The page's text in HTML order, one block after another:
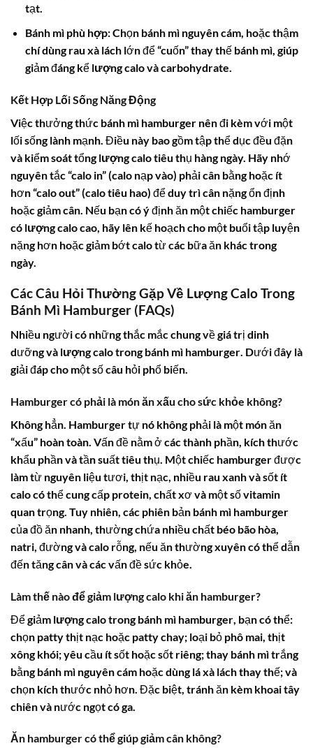
tạt.
Bánh mì phù hợp: Chọn bánh mì nguyên cám, hoặc thậm
chí dùng rau xà lách lớn để “cuốn” thay thế bánh mì, giúp
giảm đáng kể lượng calovà carbohydrate.
Kết Hợp Lối Sống Năng Động
Việc thưởng thức bánh mì hamburger nên đi kèm với một
lối sống lành mạnh. Điều này bao gồm tập thể dục đều đặn
và kiểm soát tổnglượng calotiêu thụ hàng ngày. Hãy nhớ
nguyên tắc “calo in” (calo nạp vào) phải cân bằng hoặc ít
hơn “calo out” (calo tiêu hao) để duy trì cân nặng ổn định
hoặc giảm cân. Nếu bạn có ý định ăn một chiếc hamburger
có lượng calocao, hãy lên kế hoạch cho một buổi tập luyện
nặng hơn hoặc giảm bớt calo từ các bữa ăn khác trong
ngày.
Các Câu Hỏi Thường Gặp Về Lượng Calo Trong
Bánh Mì Hamburger (FAQs)
Nhiều người có những thắc mắc chung về giá trị dinh
dưỡng và lượng calo trong bánh mì hamburger. Dưới đây là
giải đáp cho một số câu hỏi phổ biến.
Hamburger có phải là món ăn xấu cho sức khỏe không?
Không hẳn. Hamburgertự nó không phải là một món ăn
“xấu” hoàn toàn. Vấn đề nằm ở các thành phần, kích thước
khẩu phần và tần suất tiêu thụ. Một chiếc hamburger được
làm từ nguyên liệu tươi, thịt nạc, nhiều rau xanh và sốt ít
calo có thể cung cấp protein, chất xơ và một số vitamin
quan trọng. Tuy nhiên, các phiên bản bánh mì hamburger
của đồ ăn nhanh, thường chứa nhiều chất béo bão hòa,
natri, đường vàcalo rỗng, nếu ăn thường xuyên có thể dẫn
đến tăng cân và các vấn đề sức khỏe.
Làm thế nào để giảm lượng calo khi ăn hamburger?
Để giảm lượng calo trong bánh mì hamburger , bạn có thể:
chọn patty thịt nạc hoặc patty chay; loại bỏ phô mai, thịt
xông khói; yêu cầu ít sốt hoặc sốt riêng; thay bánh mì trắng
bằng bánh mì nguyên cám hoặc dùng lá xà lách thay thế; và
chọn kích thước nhỏ hơn. Đặc biệt, tránh ăn kèm khoai tây
chiên và nước ngọt có ga.
Ăn hamburger có thể giúp giảm cân không?